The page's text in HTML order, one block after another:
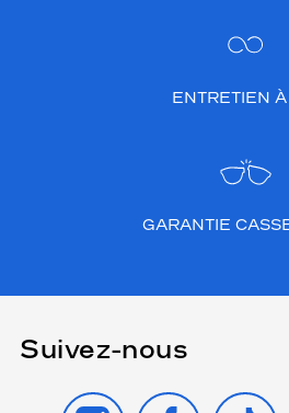
ENTRETIEN
GARANTIE
Suivez-nous
INSTAGRAMFACEBOOK
TIKTOK